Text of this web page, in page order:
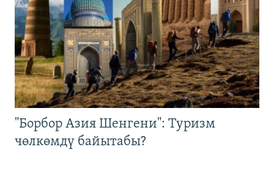
"Борбор Азия Шенгени": Туризм
чөлкөмдү байытабы?